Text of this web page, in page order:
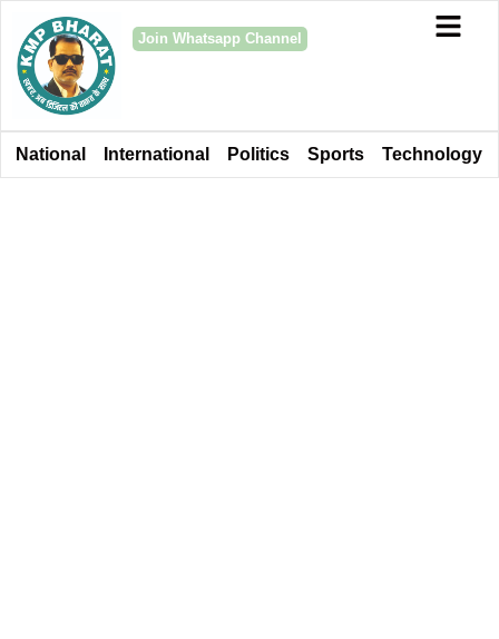
Join Whatsapp Channel
National International Politics Sports Technology